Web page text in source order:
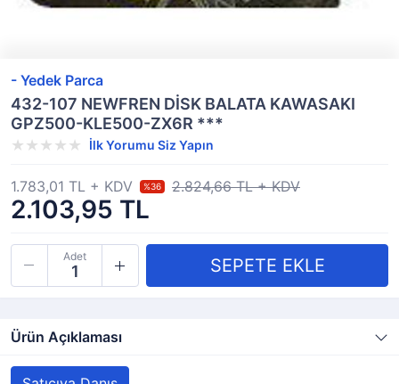
- Yedek Parca
432-107 NEWFREN DİSK BALATA KAWASAKI
GPZ500-KLE500-ZX6R ***
İlk Yorumu Siz Yapın
2.103,95 TL
1.783,01 TL + KDV %36 2.824,66 TL + KDV
Adet
Ürün Açıklaması